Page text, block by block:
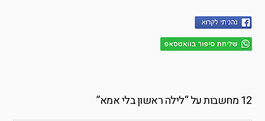
12 מחשבות על “ לילה ראשון בלי אמא”